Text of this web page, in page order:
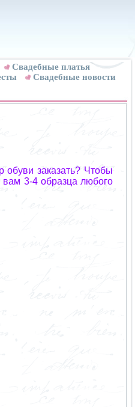
Cвадебные платья
Свадебные новости
обуви заказать? Чтобы
вам 3-4 образца любого